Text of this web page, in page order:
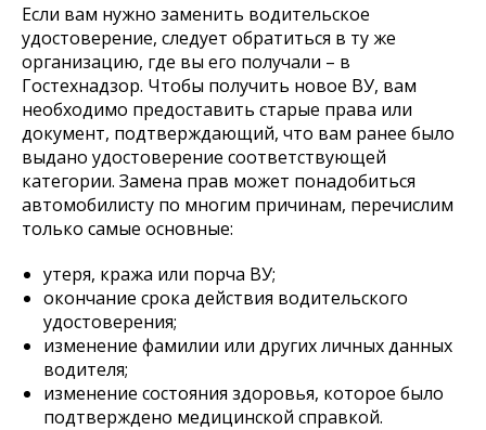
Если вам нужно заменить водительское
удостоверение, следует обратиться в ту же
организацию, где вы его получали – в
Гостехнадзор. Чтобы получить новое ВУ, вам
необходимо предоставить старые права или
документ, подтверждающий, что вам ранее было
выдано удостоверение соответствующей
категории. Замена прав может понадобиться
автомобилисту по многим причинам, перечислим
только самые основные:
утеря, кража или порча ВУ;
окончание срока действия водительского
удостоверения;
изменение фамилии или других личных данных
водителя;
изменение состояния здоровья, которое было
подтверждено медицинской справкой.